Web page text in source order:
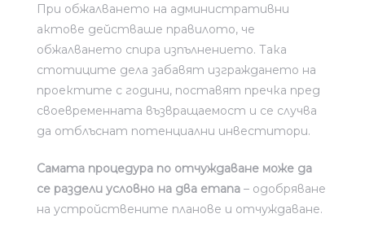
При обжалването на административни
актове действаше правилото, че
обжалването спира изпълнението. Така
стотиците дела забавят изграждането на
проектите с години, поставят пречка пред
своевременната възвращаемост и се случва
да отблъснат потенциални инвеститори.
Самата процедура по отчуждаване може да
се раздели условно на два етапа – одобряване
на устройствените планове и отчуждаване.